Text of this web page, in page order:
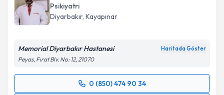
Psikiyatri
Diyarbakır, Kayapınar
Memorial Diyarbakır Hastanesi Haritada Göster
Peyas, Fırat Blv. No: 12, 21070
0 (850) 474 90 34
Randevu Takvimi Talebi